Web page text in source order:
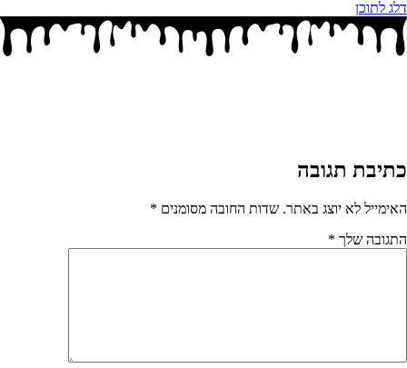
דלג לתוכן
כתיבת תגובה
האימייל לא יוצג באתר. שדות החובה מסומנים *
התגובה שלך *